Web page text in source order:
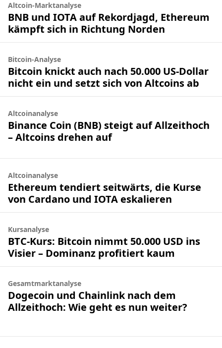
Altcoin-Marktanalyse
BNB und IOTA auf Rekordjagd, Ethereum
kämpft sich in Richtung Norden
Bitcoin-Analyse
Bitcoin knickt auch nach 50.000 US-Dollar
nicht ein und setzt sich von Altcoins ab
Altcoinanalyse
Binance Coin (BNB) steigt auf Allzeithoch
– Altcoins drehen auf
Altcoinanalyse
Ethereum tendiert seitwärts, die Kurse
von Cardano und IOTA eskalieren
Kursanalyse
BTC-Kurs: Bitcoin nimmt 50.000 USD ins
Visier – Dominanz profitiert kaum
Gesamtmarktanalyse
Dogecoin und Chainlink nach dem
Allzeithoch: Wie geht es nun weiter?